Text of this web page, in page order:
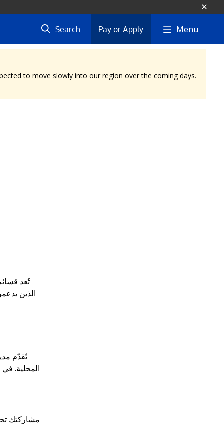
Search Pay or Apply Menu
to move slowly into our region over the coming days.
تُعد
الذين
تُقدّم
مشاركتك